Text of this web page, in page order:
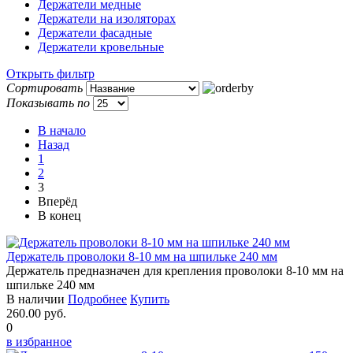
Держатели медные
Держатели на изоляторах
Держатели фасадные
Держатели кровельные
Открыть фильтр
Сортировать
Показывать по
В начало
Назад
1
2
3
Вперёд
В конец
Держатель проволоки 8-10 мм на шпильке 240 мм
Держатель предназначен для крепления проволоки 8-10 мм на
шпильке 240 мм
В наличии Подробнее Купить
260.00 руб.
0
в избранное